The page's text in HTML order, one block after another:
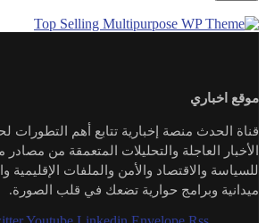
موقع اخباري
قناة الحدث منصة إخبارية تتابع أهم التطورات
الأخبار العاجلة والتحليلات المتعمقة من
للسياسة والاقتصاد والأمن والملفات الإقليمية
ميدانية وبرامج حوارية تضعك في قلب الصورة.